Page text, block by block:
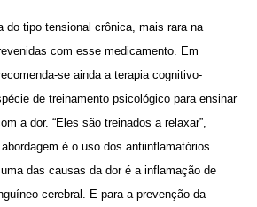
do tipo tensional crônica, mais rara na
com esse medicamento. Em
se ainda a terapia cognitivo-
de treinamento psicológico para ensinar
a dor. “Eles são treinados a relaxar”,
é o uso dos antiinflamatórios.
das causas da dor é a inflamação de
cerebral. E para a prevenção da